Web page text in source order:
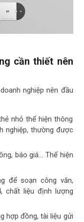
cần thiết nên
nghiệp nên đầu
nhỏ thể hiện thông
nghiệp, thường được
báo giá… Thể hiện
để soạn công văn,
chất liệu định lượng
hợp đồng, tài liệu gửi